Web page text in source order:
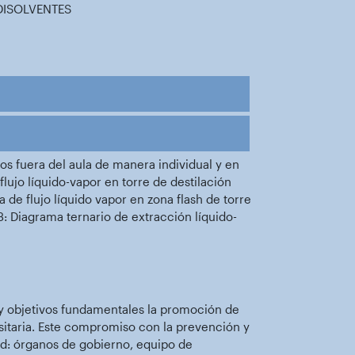
fuera del aula de manera individual y en
líquido-vapor en torre de destilación
de flujo líquido vapor en zona flash de torre
Diagrama ternario de extracción líquido-
objetivos fundamentales la promoción de
Este compromiso con la prevención y
órganos de gobierno, equipo de